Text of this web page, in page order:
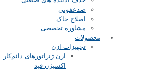
ضدعفونی
اصلاح خاک
مشاوره تخصصی
محصولات
تجهیزات ازن
ازن‌ ژنراتورهای دائم‌کار
اکسیژن فید